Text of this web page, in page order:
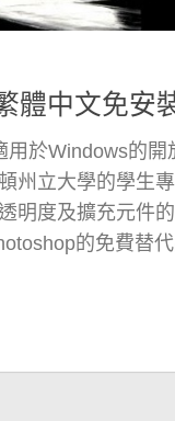
體中文免安
於Windows的開
州立大學的學生
明度及擴充元件
的免費替代